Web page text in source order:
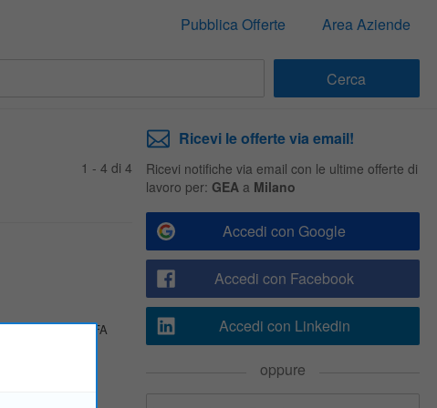
Pubblica Offerte Area Aziende
1 - 4 di 4
LAVORO CHE FA
linea internet
Ricevi le offerte via email!
Ricevi notifiche via email con le ultime offerte di
lavoro per: GEAa Milano
Accedi con Google
Accedi con Facebook
Accedi con Linkedin
oppure